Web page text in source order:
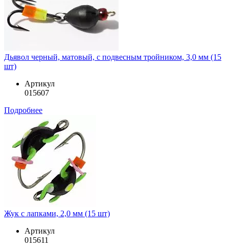
Дьявол черный, матовый, с подвесным тройником, 3,0 мм (15
шт)
Артикул
015607
Подробнее
Жук с лапками, 2,0 мм (15 шт)
Артикул
015611